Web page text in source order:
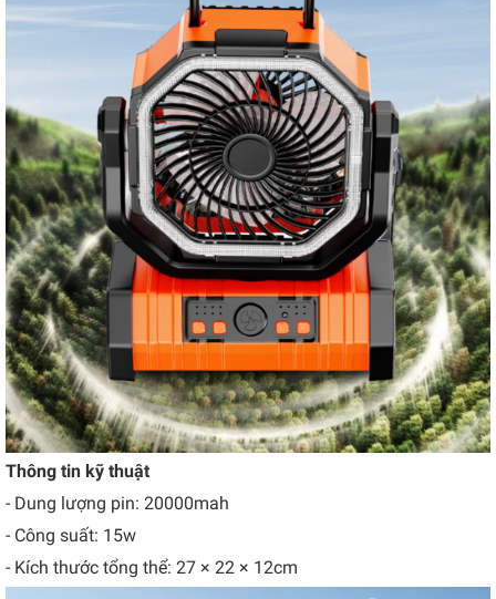
Thông tin kỹ thuật
- Dung lượng pin: 20000mah
- Công suất: 15w
- Kích thước tổng thể: 27 × 22 × 12cm